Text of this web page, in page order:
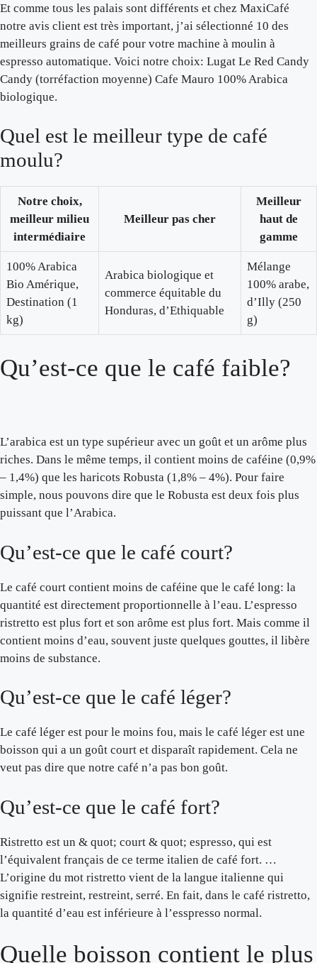
Et comme tous les palais sont différents et chez MaxiCafé
notre avis client est très important, j’ai sélectionné 10 des
meilleurs grains de café pour votre machine à moulin à
espresso automatique. Voici notre choix: Lugat Le Red Candy
Candy (torréfaction moyenne) Cafe Mauro 100% Arabica
biologique.
Quel est le meilleur type de café
moulu?
Notre choix,
meilleur milieu
intermédiaire
Meilleur pas cher
Meilleur
haut de
gamme
100% Arabica
Bio Amérique,
Destination (1
kg)
Arabica biologique et
commerce équitable du
Honduras, d’Ethiquable
Mélange
100% arabe,
d’Illy (250
g)
Qu’est-ce que le café faible?
L’arabica est un type supérieur avec un goût et un arôme plus
riches. Dans le même temps, il contient moins de caféine (0,9%
– 1,4%) que les haricots Robusta (1,8% – 4%). Pour faire
simple, nous pouvons dire que le Robusta est deux fois plus
puissant que l’Arabica.
Qu’est-ce que le café court?
Le café court contient moins de caféine que le café long: la
quantité est directement proportionnelle à l’eau. L’espresso
ristretto est plus fort et son arôme est plus fort. Mais comme il
contient moins d’eau, souvent juste quelques gouttes, il libère
moins de substance.
Qu’est-ce que le café léger?
Le café léger est pour le moins fou, mais le café léger est une
boisson qui a un goût court et disparaît rapidement. Cela ne
veut pas dire que notre café n’a pas bon goût.
Qu’est-ce que le café fort?
Ristretto est un & quot; court & quot; espresso, qui est
l’équivalent français de ce terme italien de café fort. …
L’origine du mot ristretto vient de la langue italienne qui
signifie restreint, restreint, serré. En fait, dans le café ristretto,
la quantité d’eau est inférieure à l’esspresso normal.
Quelle boisson contient le plus